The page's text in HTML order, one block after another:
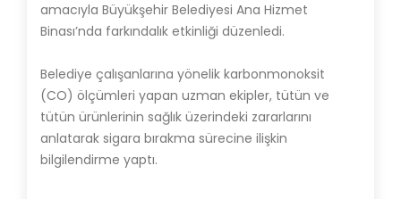
amacıyla Büyükşehir Belediyesi Ana Hizmet
Binası’nda farkındalık etkinliği düzenledi.
Belediye çalışanlarına yönelik karbonmonoksit
(CO) ölçümleri yapan uzman ekipler, tütün ve
tütün ürünlerinin sağlık üzerindeki zararlarını
anlatarak sigara bırakma sürecine ilişkin
bilgilendirme yaptı.